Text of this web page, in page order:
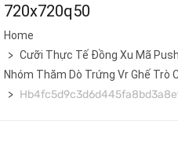
720x720q50
Home
Cưỡi Thực Tế Đồng Xu Mã
Nhóm Thăm Dò Trứng Vr Ghế Trò